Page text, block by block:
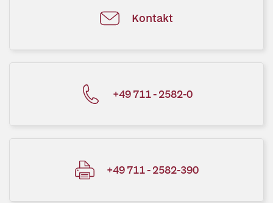
Kontakt
+49 711 - 2582-0
+49 711 - 2582-390